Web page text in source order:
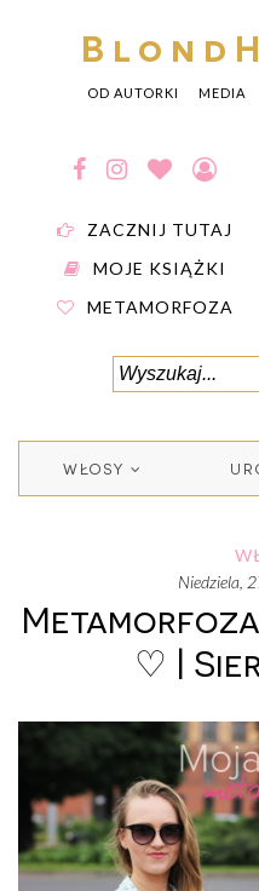
OD AUTORKI MEDIA
ZACZNIJ TUTAJ
MOJE KSIĄŻKI
METAMORFOZA
WŁOSY
niedziela,
♡ |